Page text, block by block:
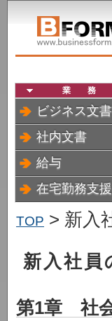
業務
ビジネス文書
社内文書
給与
在宅勤務支援
TOP > 新入
新入社員
第1章 社